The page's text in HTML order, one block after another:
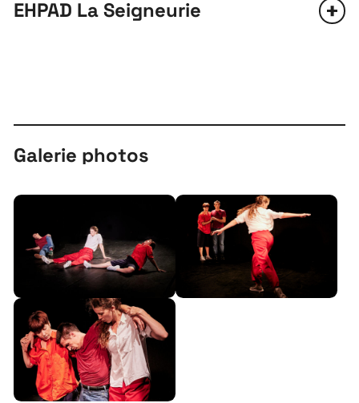
EHPAD La Seigneurie
Galerie photos